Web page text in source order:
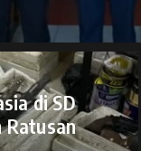
di SD
Ratusan